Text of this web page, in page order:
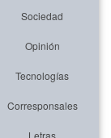
Sociedad
Opinión
Tecnologías
Corresponsales
Letras